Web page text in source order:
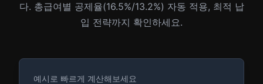
다. 총급여별 공제율(16.5%/13.2%) 자동 적용, 최적 납
입 전략까지 확인하세요.
예시로 빠르게 계산해보세요